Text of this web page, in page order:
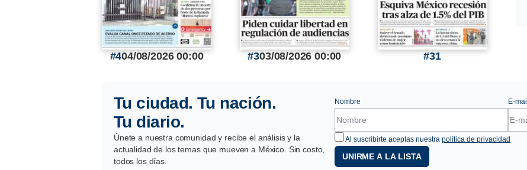
404/08/2026 00:00 303/08/2026 00:00 31
Tu ciudad. Tu nación.
Tu diario.
Únete a nuestra comunidad y recibe el análisis y la
actualidad de los temas que mueven a México. Sin costo,
todos los días.
Nombre E-mail
Al suscribirte aceptas nuestra política de privacidad
UNIRME A LA LISTA